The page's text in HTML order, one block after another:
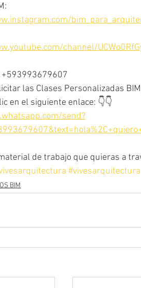
channel/
las Clases Personalizadas
en el siguiente enlace: 👇👇
send?
de trabajo que quieras a
#vivesarquitectura
BIM